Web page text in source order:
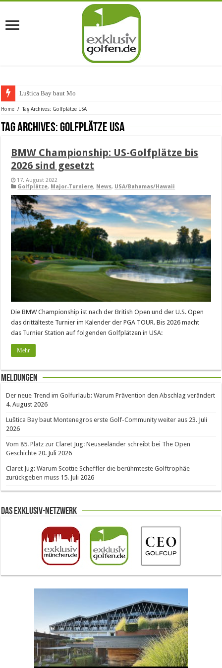
Luštica Bay baut Monteneg
Home / Tag Archives: Golfplätze USA
Tag Archives:Golfplätze USA
BMW Championship: US-Golfplätze bis
2026 sind gesetzt
17. August 2022
Golfplätze, Major-Turniere, News, USA/Bahamas/Hawaii
Die BMW Championship ist nach der British Open und der U.S. Open
das drittälteste Turnier im Kalender der PGA TOUR. Bis 2026 macht
das Turnier Station auf folgenden Golfplätzen in USA:
Mehr
Meldungen
Der neue Trend im Golfurlaub: Warum Prävention den Abschlag verändert
4. August 2026
Luštica Bay baut Montenegros erste Golf-Community weiter aus 23. Juli
2026
Vom 85. Platz zur Claret Jug: Neuseeländer schreibt bei The Open
Geschichte 20. Juli 2026
Claret Jug: Warum Scottie Scheffler die berühmteste Golftrophäe
zurückgeben muss 15. Juli 2026
Das Exklusiv-Netzwerk
The Open 2026 in Royal Birkdale: Warum der